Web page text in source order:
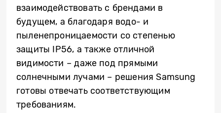
взаимодействовать с брендами в
будущем, а благодаря водо- и
пыленепроницаемости со степенью
защиты IP56, а также отличной
видимости – даже под прямыми
солнечными лучами – решения Samsung
готовы отвечать соответствующим
требованиям.